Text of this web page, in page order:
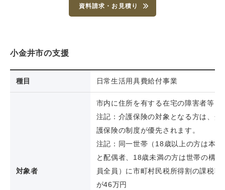
資料請求・お見積り
小金井市の支援
種目 日常生活用具費給付事業
対象者
市内に住所を有する在宅の障害者等
注記：介護保険の対象となる方は、介
護保険の制度が優先されます。
注記：同一世帯（18歳以上の方は本人
と配偶者、18歳未満の方は世帯の構成
員全員）に市町村民税所得割の課税額
が46万円